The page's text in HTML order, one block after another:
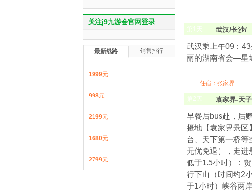
第1天 武汉/长沙/
武汉乘上午09：
丽的湖南省会—星
住宿：张家界
第2天 袁家界-天
早餐后bus赴，后
摄地【袁家界景区
台、天下第一桥等
无优免退），走进
低于1.5小时）：
行下山（时间约2
于1小时）峡谷两
关注j9九游会官网登录
最新线路 销售排行
1999元
998元
2199元
1680元
2799元